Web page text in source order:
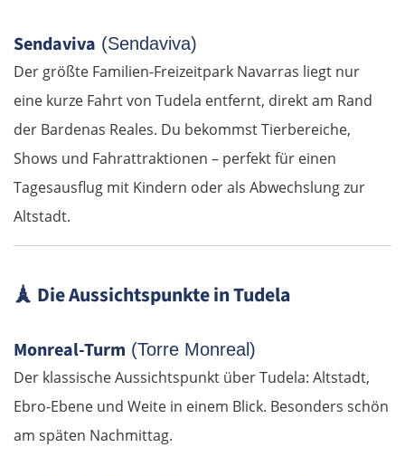
Sendaviva (Sendaviva)
Der größte Familien-Freizeitpark Navarras liegt nur
eine kurze Fahrt von Tudela entfernt, direkt am Rand
der Bardenas Reales. Du bekommst Tierbereiche,
Shows und Fahrattraktionen – perfekt für einen
Tagesausflug mit Kindern oder als Abwechslung zur
Altstadt.
🗼 Die Aussichtspunkte in Tudela
Monreal-Turm (Torre Monreal)
Der klassische Aussichtspunkt über Tudela: Altstadt,
Ebro-Ebene und Weite in einem Blick. Besonders schön
am späten Nachmittag.
Jászberény
Tiszafüred
Debrecen
Rumänien Ost
Oradea
Cluj-Napoca
Târnăveni
Râmnicu Vâlcea